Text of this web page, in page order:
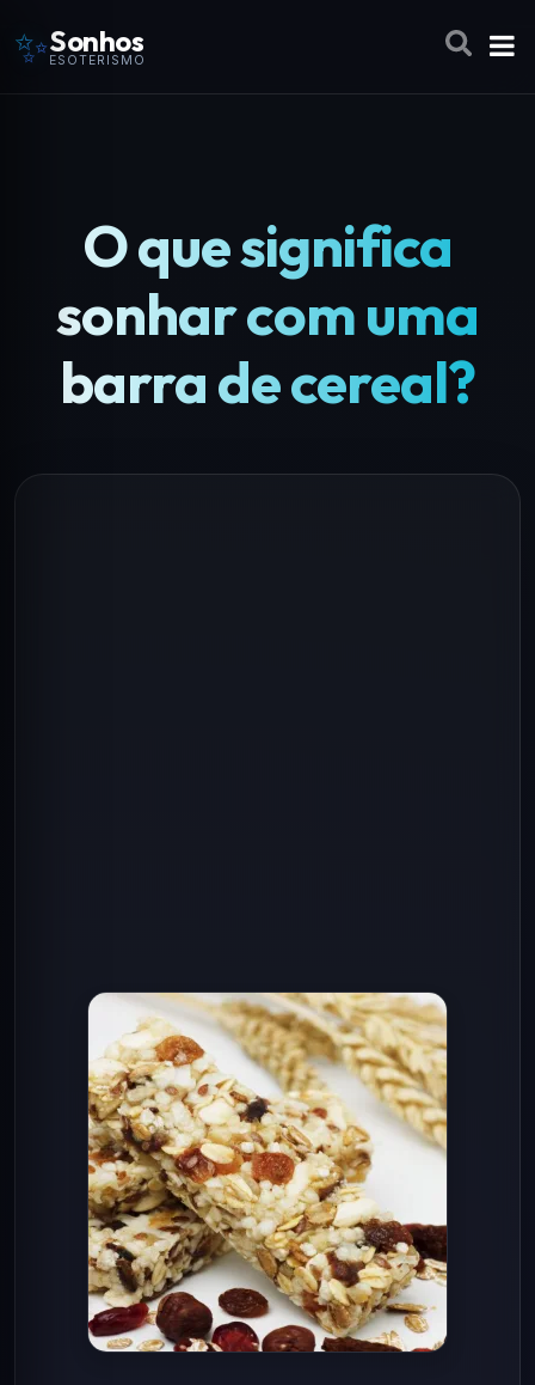
✨Sonhos
ESOTERISMO
O que significa
sonhar com uma
barra de cereal?